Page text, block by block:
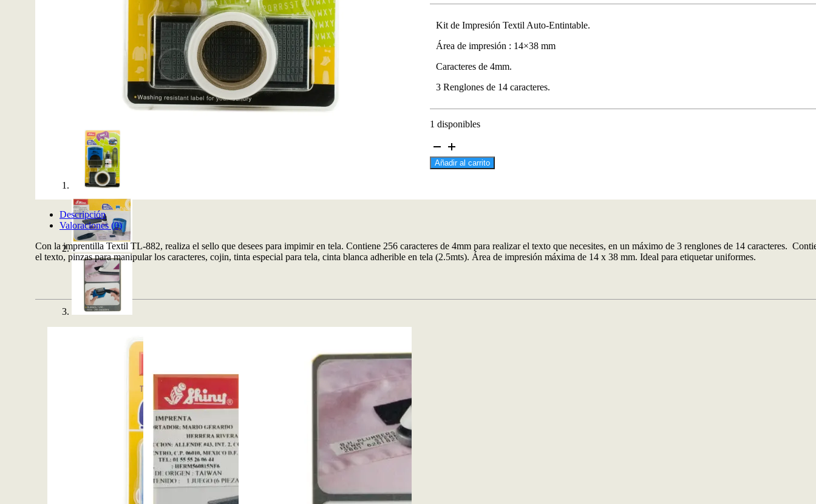
Kit de Impresión Textil Auto-Entintable.
Área de impresión : 14×38 mm
Caracteres de 4mm.
3 Renglones de 14 caracteres.
1 disponibles
.Imprenta
Textil
Auto-
x
882
cantidad
Añadir al carrito
Descripción
Valoraciones (0)
Con la imprentilla Textil TL-882, realiza el sello que desees para impimir en tela. Contiene 256 caracteres de 4mm para realizar el texto que necesites, en un máximo de 3 renglones de 14 caracteres.
el texto, pinzas para manipular los caracteres, cojin, tinta especial para tela, cinta blanca adherible en tela (2.5mts). Área de impresión máxima de 14 x 38 mm. Ideal para etiquetar uniformes.